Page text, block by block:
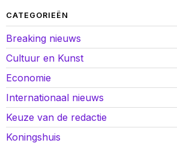
CATEGORIEËN
Breaking nieuws
Cultuur en Kunst
Economie
Internationaal nieuws
Keuze van de redactie
Koningshuis